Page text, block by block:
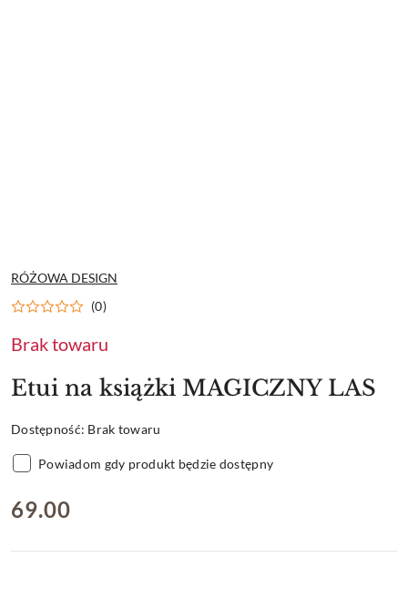
NAZWA
PRODUCENTA:
RÓŻOWA DESIGN
(0)
Brak towaru
Etui na książki MAGICZNY LAS
Dostępność: Brak towaru
Powiadom gdy produkt będzie dostępny
cena:
69.00